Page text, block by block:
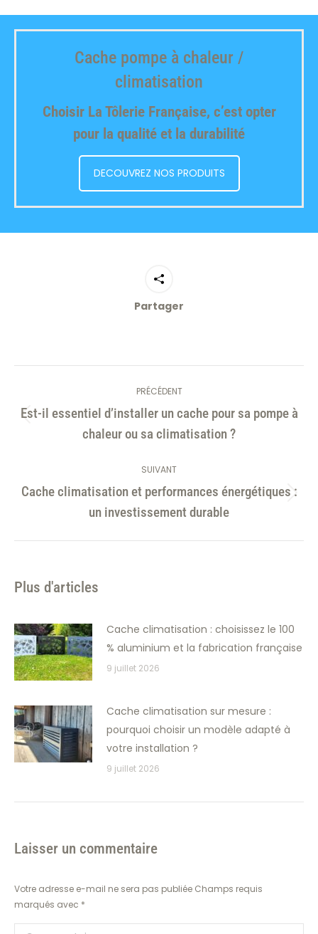
Cache pompe à chaleur /
climatisation
Choisir La Tôlerie Française, c’est opter
pour la qualité et la durabilité
DECOUVREZ NOS PRODUITS
Partager
PRÉCÉDENT
Article
précédent
Est-il essentiel d’installer un cache pour sa pompe à
chaleur ou sa climatisation ?
SUIVANT
Article
suivant
:
Cache climatisation et performances énergétiques :
un investissement durable
Plus d'articles
Cache climatisation : choisissez le 100
% aluminium et la fabrication française
9 juillet 2026
Cache climatisation sur mesure :
pourquoi choisir un modèle adapté à
votre installation ?
9 juillet 2026
Laisser un commentaire
Votre adresse e-mail ne sera pas publiée Champs requis
marqués avec *